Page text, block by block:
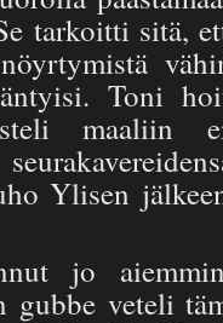
tarkoitti sitä,
Toni
maaliin
Ylisen
jo
gubbe veteli